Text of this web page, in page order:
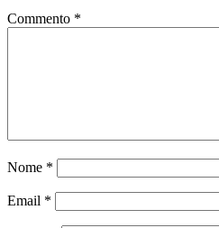
Commento *
Nome *
Email *